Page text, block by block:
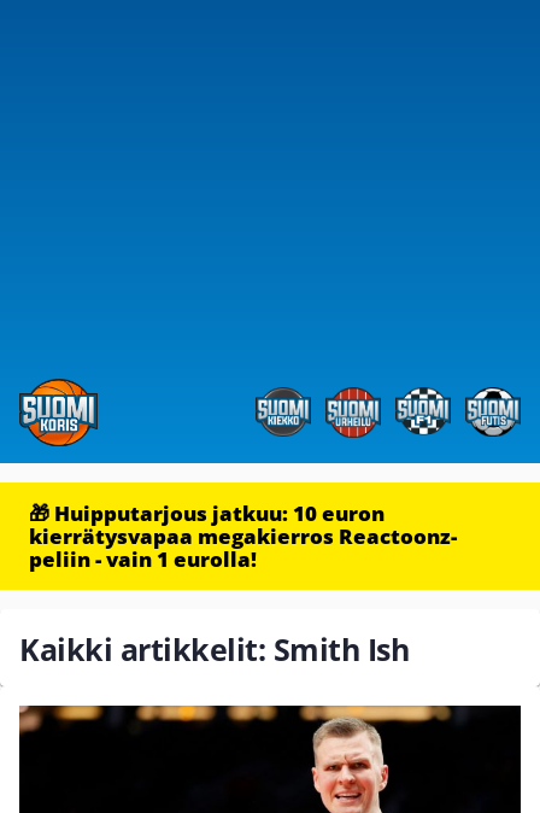
🎁 Huipputarjous jatkuu: 10 euron
kierrätysvapaa megakierros Reactoonz-
peliin - vain 1 eurolla!
Kaikki artikkelit: Smith Ish